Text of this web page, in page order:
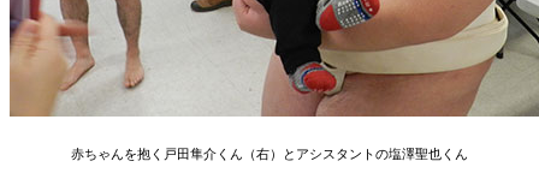
赤ちゃんを抱く戸田隼介くん（右）とアシスタントの塩澤聖也くん